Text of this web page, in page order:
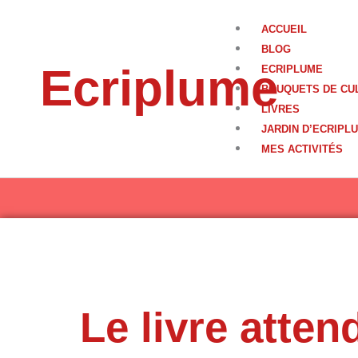
Ecriplume
ACCUEIL
BLOG
ECRIPLUME
BOUQUETS DE
LIVRES
JARDIN
MES ACTIVITÉS
Le livre